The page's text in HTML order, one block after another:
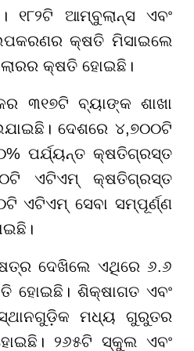
୧୮୨ଟି ଆମ୍ବୁଲାନ୍ସ ଏବଂ
କ୍ଷତି ମିସାଇଲେ
କ୍ଷତି ହୋଇଛି।
୩୧୭ଟି ବ୍ୟାଙ୍କ ଶାଖା
ଦେଶରେ ୪,୭୦୦ଟି
ପର୍ଯ୍ୟନ୍ତ କ୍ଷତିଗ୍ରସ୍ତ
ଏଟିଏମ୍ କ୍ଷତିଗ୍ରସ୍ତ
ଏଟିଏମ୍‌ ସେବା ସମ୍ପୂର୍ଣ୍ଣ
ଦେଖିଲେ ଏଥିରେ ୬.୬
ହୋଇଛି। ଶିକ୍ଷାଗତ ଏବଂ
ମଧ୍ୟ ଗୁରୁତର
୨୬୫ଟି ସ୍କୁଲ ଏବଂ